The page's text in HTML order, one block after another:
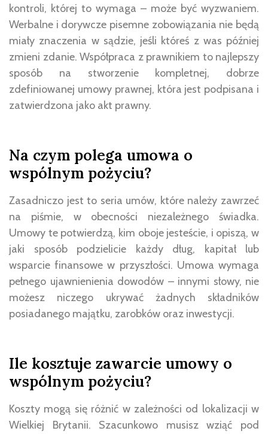
kontroli, której to wymaga – może być wyzwaniem.
Werbalne i dorywcze pisemne zobowiązania nie będą
miały znaczenia w sądzie, jeśli któreś z was później
zmieni zdanie. Współpraca z prawnikiem to najlepszy
sposób na stworzenie kompletnej, dobrze
zdefiniowanej umowy prawnej, która jest podpisana i
zatwierdzona jako akt prawny.
Na czym polega umowa o
wspólnym pożyciu?
Zasadniczo jest to seria umów, które należy zawrzeć
na piśmie, w obecności niezależnego świadka.
Umowy te potwierdzą, kim oboje jesteście, i opiszą, w
jaki sposób podzielicie każdy dług, kapitał lub
wsparcie finansowe w przyszłości. Umowa wymaga
pełnego ujawnienienia dowodów – innymi słowy, nie
możesz niczego ukrywać żadnych składników
posiadanego majątku, zarobków oraz inwestycji.
Ile kosztuje zawarcie umowy o
wspólnym pożyciu?
Koszty mogą się różnić w zależności od lokalizacji w
Wielkiej Brytanii. Szacunkowo musisz wziąć pod